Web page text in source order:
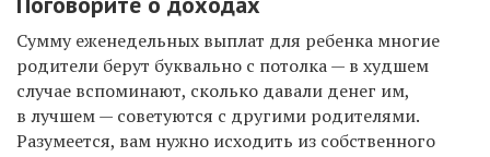
Сумму еженедельных выплат для ребенка многие
родители берут буквально с потолка — в худшем
случае вспоминают, сколько давали денег им,
в лучшем — советуются с другими родителями.
Разумеется, вам нужно исходить из собственного